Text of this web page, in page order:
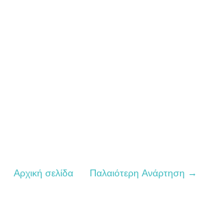
Παλαιότερη Ανάρτηση →
Αρχική σελίδα